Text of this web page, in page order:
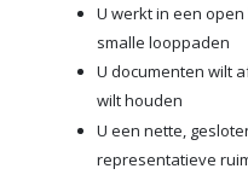
U werkt in een
smalle looppaden
U documenten wilt
wilt houden
U een nette,
representatieve